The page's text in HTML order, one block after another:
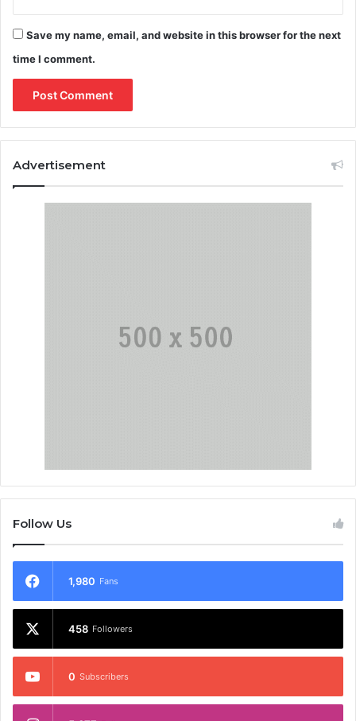
Save my name, email, and website in this browser for the next
time I comment.
Advertisement
Follow Us
1,980 Fans
458 Followers
0 Subscribers